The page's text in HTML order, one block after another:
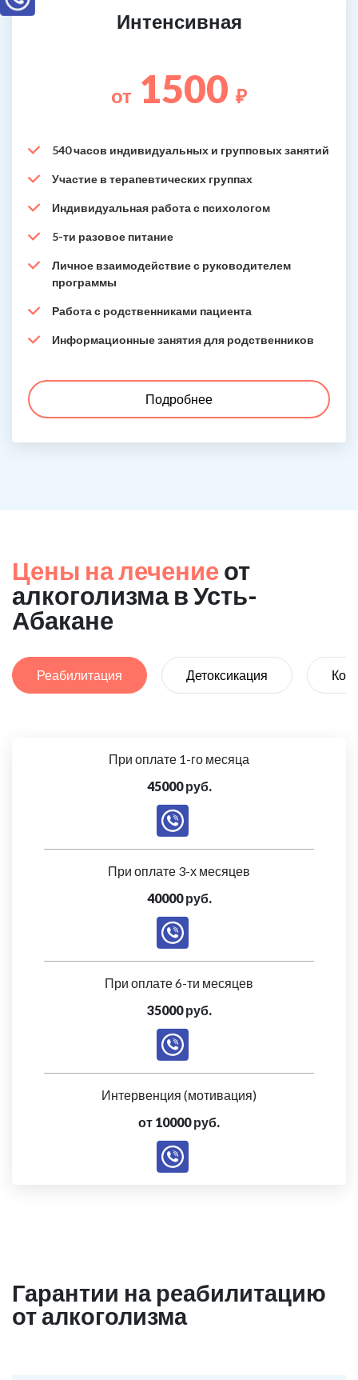
Интенсивная
от 1500 ₽
540 часов индивидуальных и групповых занятий
Участие в терапевтических группах
Индивидуальная работа с психологом
5-ти разовое питание
Личное взаимодействие с руководителем
программы
Работа с родственниками пациента
Информационные занятия для родственников
Подробнее
Цены на лечение от
алкоголизма в Усть-
Абакане
Реабилитация Детоксикация
При оплате 1-го месяца
45000 руб.
При оплате 3-х месяцев
40000 руб.
При оплате 6-ти месяцев
35000 руб.
Интервенция (мотивация)
от 10000 руб.
Гарантии на реабилитацию
от алкоголизма